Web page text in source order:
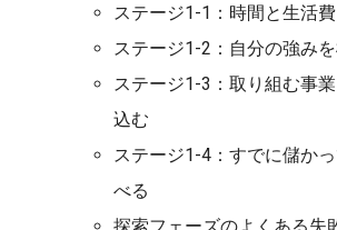
ステージ1-1：時間と生活
ステージ1-2：自分の強み
ステージ1-3：取り組む事
込む
ステージ1-4：すでに儲か
べる